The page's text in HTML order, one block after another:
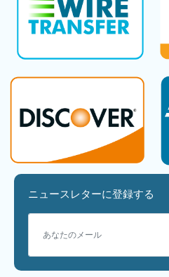
ニュースレターに登録する